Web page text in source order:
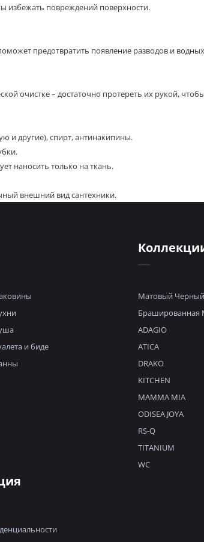
избежать повреждений поверхности.
предотвратить появление разводов и
очистке – достаточно протереть их рукой,
и другие), спирт, антинакипины.
наносить только на ткань.
внешний вид сантехники.
и биде
Матовый Черный
Брашированная
ADAGIO
ATICA
DRAKO
KITCHEN
MAMMA MIA
ODISEA JOYA
RS-Q
TITANIUM
WC